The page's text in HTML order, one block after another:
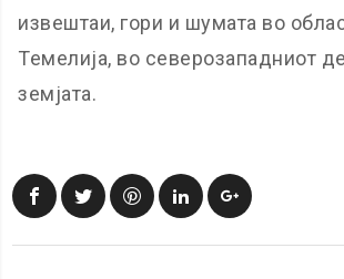
извештаи, гори и шумата во
Темелија, во северозападниот
земјата.